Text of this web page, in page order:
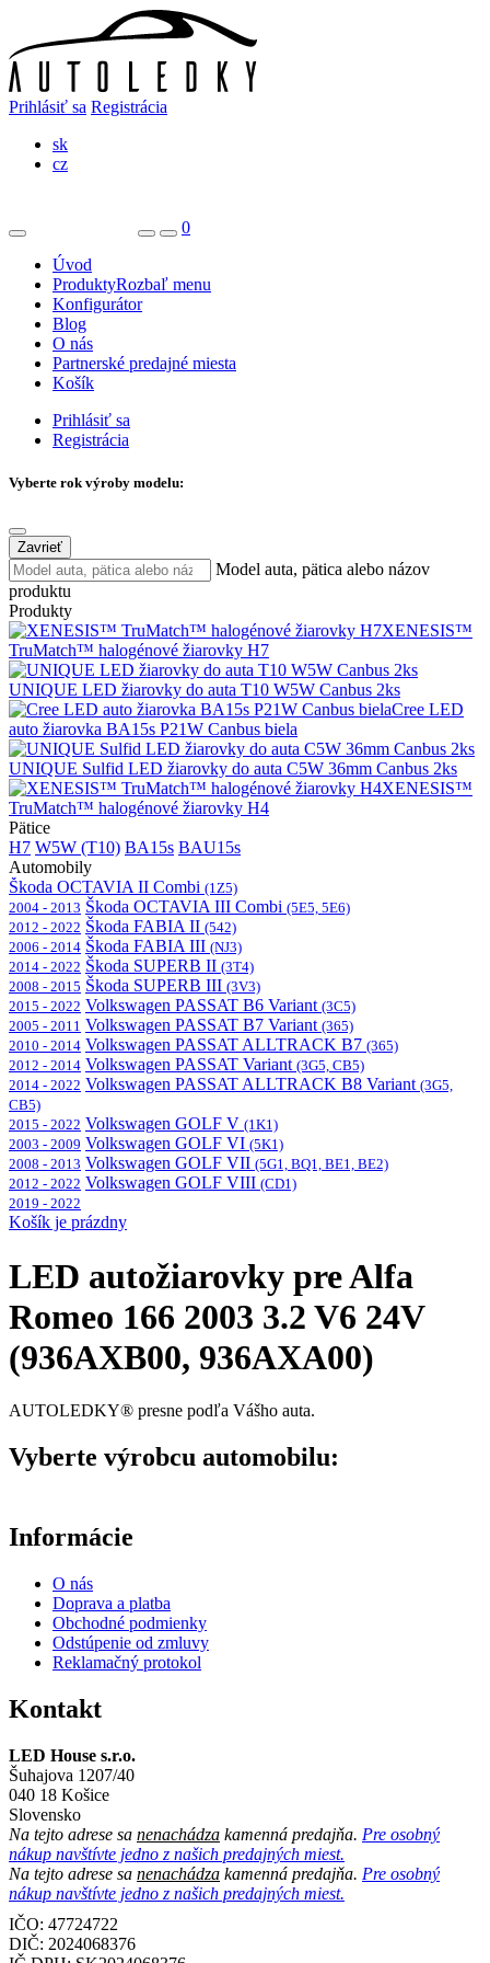
Prihlásiť sa Registrácia
sk
cz
0
Úvod
ProduktyRozbaľ menu
Konfigurátor
Blog
O nás
Partnerské predajné miesta
Košík
Prihlásiť sa
Registrácia
Vyberte rok výroby modelu:
Zavrieť
Model auta, pätica alebo názov
produktu
Produkty
XENESIS™
TruMatch™ halogénové žiarovky H7
UNIQUE LED žiarovky do auta T10 W5W Canbus 2ks
Cree LED
auto žiarovka BA15s P21W Canbus biela
UNIQUE Sulfid LED žiarovky do auta C5W 36mm Canbus 2ks
XENESIS™
TruMatch™ halogénové žiarovky H4
Pätice
H7 W5W (T10) BA15s BAU15s
Automobily
Škoda OCTAVIA II Combi (1Z5)
2004 - 2013 Škoda OCTAVIA III Combi (5E5, 5E6)
2012 - 2022 Škoda FABIA II (542)
2006 - 2014 Škoda FABIA III (NJ3)
2014 - 2022 Škoda SUPERB II (3T4)
2008 - 2015 Škoda SUPERB III (3V3)
2015 - 2022 Volkswagen PASSAT B6 Variant (3C5)
2005 - 2011 Volkswagen PASSAT B7 Variant (365)
2010 - 2014 Volkswagen PASSAT ALLTRACK B7 (365)
2012 - 2014 Volkswagen PASSAT Variant (3G5, CB5)
2014 - 2022 Volkswagen PASSAT ALLTRACK B8 Variant (3G5,
CB5)
2015 - 2022 Volkswagen GOLF V (1K1)
2003 - 2009 Volkswagen GOLF VI (5K1)
2008 - 2013 Volkswagen GOLF VII (5G1, BQ1, BE1, BE2)
2012 - 2022 Volkswagen GOLF VIII (CD1)
2019 - 2022
Košík je prázdny
LED autožiarovky pre Alfa
Romeo 166 2003 3.2 V6 24V
(936AXB00, 936AXA00)
AUTOLEDKY® presne podľa Vášho auta.
Vyberte výrobcu automobilu:
Informácie
O nás
Doprava a platba
Obchodné podmienky
Odstúpenie od zmluvy
Reklamačný protokol
Kontakt
LED House s.r.o.
Šuhajova 1207/40
040 18 Košice
Slovensko
Na tejto adrese sa nenachádza kamenná predajňa. Pre osobný
nákup navštívte jedno z našich predajných miest.
Na tejto adrese sa nenachádza kamenná predajňa. Pre osobný
nákup navštívte jedno z našich predajných miest.
IČO: 47724722
DIČ: 2024068376